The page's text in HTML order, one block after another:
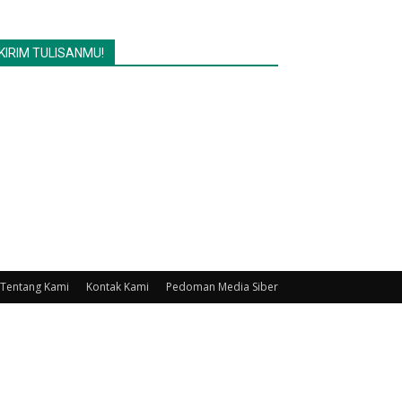
KIRIM TULISANMU!
Tentang Kami Kontak Kami Pedoman Media Siber